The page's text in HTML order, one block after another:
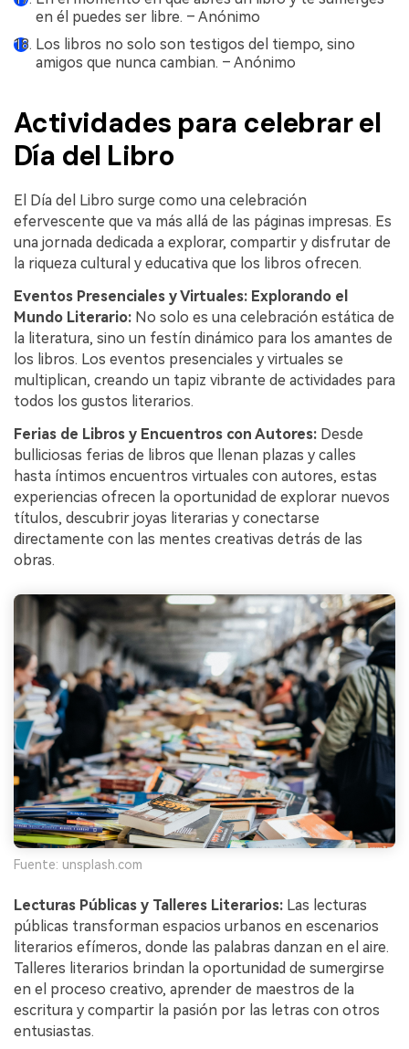
en él puedes ser libre. – Anónimo
Los libros no solo son testigos del tiempo, sino
amigos que nunca cambian. – Anónimo
Actividades para celebrar el
Día del Libro
El Día del Libro surge como una celebración
efervescente que va más allá de las páginas impresas. Es
una jornada dedicada a explorar, compartir y disfrutar de
la riqueza cultural y educativa que los libros ofrecen.
Eventos Presenciales y Virtuales: Explorando el
Mundo Literario: No solo es una celebración estática de
la literatura, sino un festín dinámico para los amantes de
los libros. Los eventos presenciales y virtuales se
multiplican, creando un tapiz vibrante de actividades para
todos los gustos literarios.
Ferias de Libros y Encuentros con Autores: Desde
bulliciosas ferias de libros que llenan plazas y calles
hasta íntimos encuentros virtuales con autores, estas
experiencias ofrecen la oportunidad de explorar nuevos
títulos, descubrir joyas literarias y conectarse
directamente con las mentes creativas detrás de las
obras.
Fuente: unsplash.com
Lecturas Públicas y Talleres Literarios: Las lecturas
públicas transforman espacios urbanos en escenarios
literarios efímeros, donde las palabras danzan en el aire.
Talleres literarios brindan la oportunidad de sumergirse
en el proceso creativo, aprender de maestros de la
escritura y compartir la pasión por las letras con otros
entusiastas.